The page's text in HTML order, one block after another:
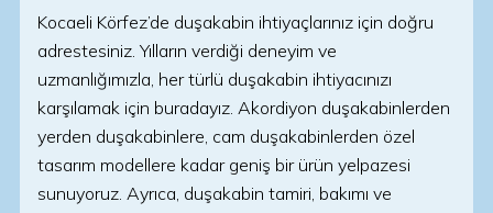
Kocaeli Körfez’de duşakabin ihtiyaçlarınız için doğru
adrestesiniz. Yılların verdiği deneyim ve
uzmanlığımızla, her türlü duşakabin ihtiyacınızı
karşılamak için buradayız. Akordiyon duşakabinlerden
yerden duşakabinlere, cam duşakabinlerden özel
tasarım modellere kadar geniş bir ürün yelpazesi
sunuyoruz. Ayrıca, duşakabin tamiri, bakımı ve